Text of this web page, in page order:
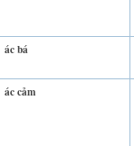
ác bá
ác cảm